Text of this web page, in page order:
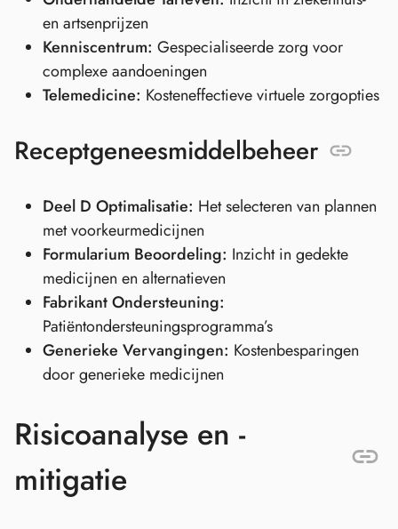
en artsenprijzen
Kenniscentrum: Gespecialiseerde zorg voor
complexe aandoeningen
Telemedicine: Kosteneffectieve virtuele zorgopties
Receptgeneesmiddelbeheer
Deel D Optimalisatie: Het selecteren van plannen
met voorkeurmedicijnen
Formularium Beoordeling: Inzicht in gedekte
medicijnen en alternatieven
Fabrikant Ondersteuning:
Patiëntondersteuningsprogramma’s
Generieke Vervangingen: Kostenbesparingen
door generieke medicijnen
Risicoanalyse en -
mitigatie